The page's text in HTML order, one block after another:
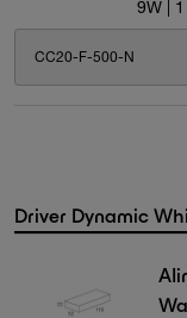
9W |
CC20-F-500-N
Driver Dynamic